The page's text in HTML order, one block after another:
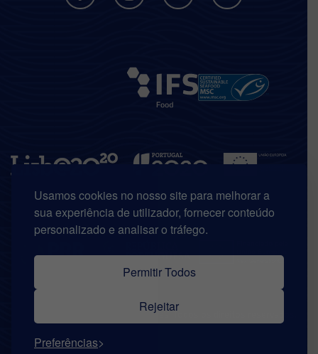
Usamos cookies no nosso site para melhorar a
sua experiência de utilizador, fornecer conteúdo
personalizado e analisar o tráfego.
Permitir Todos
Rejeitar
Preferências
© Copyright 2026 | Riberalves. Todos os direitos reservados.